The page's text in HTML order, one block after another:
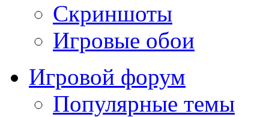
Скриншоты
Игровые обои
Игровой форум
Популярные темы